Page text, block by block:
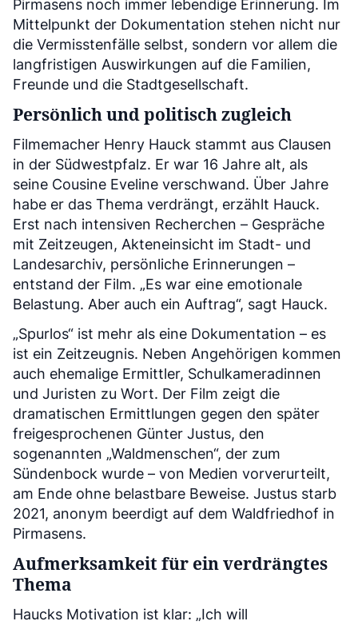
Pirmasens noch immer lebendige Erinnerung. Im
Mittelpunkt der Dokumentation stehen nicht nur
die Vermisstenfälle selbst, sondern vor allem die
langfristigen Auswirkungen auf die Familien,
Freunde und die Stadtgesellschaft.
Persönlich und politisch zugleich
Filmemacher Henry Hauck stammt aus Clausen
in der Südwestpfalz. Er war 16 Jahre alt, als
seine Cousine Eveline verschwand. Über Jahre
habe er das Thema verdrängt, erzählt Hauck.
Erst nach intensiven Recherchen – Gespräche
mit Zeitzeugen, Akteneinsicht im Stadt- und
Landesarchiv, persönliche Erinnerungen –
entstand der Film. „Es war eine emotionale
Belastung. Aber auch ein Auftrag“, sagt Hauck.
„Spurlos“ ist mehr als eine Dokumentation – es
ist ein Zeitzeugnis. Neben Angehörigen kommen
auch ehemalige Ermittler, Schulkameradinnen
und Juristen zu Wort. Der Film zeigt die
dramatischen Ermittlungen gegen den später
freigesprochenen Günter Justus, den
sogenannten „Waldmenschen“, der zum
Sündenbock wurde – von Medien vorverurteilt,
am Ende ohne belastbare Beweise. Justus starb
2021, anonym beerdigt auf dem Waldfriedhof in
Pirmasens.
Aufmerksamkeit für ein verdrängtes
Thema
Haucks Motivation ist klar: „Ich will